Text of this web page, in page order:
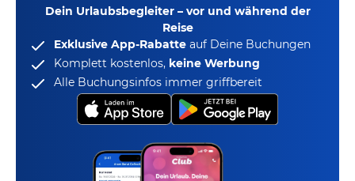
Dein Urlaubsbegleiter – vor und während der
Reise
Exklusive App-Rabatte auf Deine Buchungen
Komplett kostenlos, keine Werbung
Alle Buchungsinfos immer griffbereit